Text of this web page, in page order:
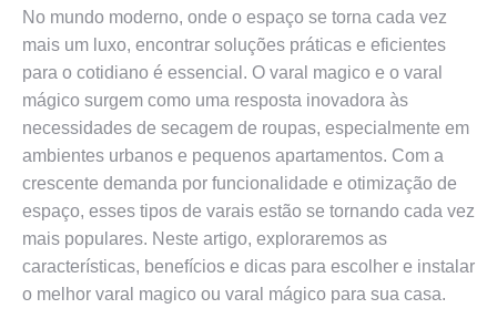
No mundo moderno, onde o espaço se torna cada vez
mais um luxo, encontrar soluções práticas e eficientes
para o cotidiano é essencial. O varal magico e o varal
mágico surgem como uma resposta inovadora às
necessidades de secagem de roupas, especialmente em
ambientes urbanos e pequenos apartamentos. Com a
crescente demanda por funcionalidade e otimização de
espaço, esses tipos de varais estão se tornando cada vez
mais populares. Neste artigo, exploraremos as
características, benefícios e dicas para escolher e instalar
o melhor varal magico ou varal mágico para sua casa.